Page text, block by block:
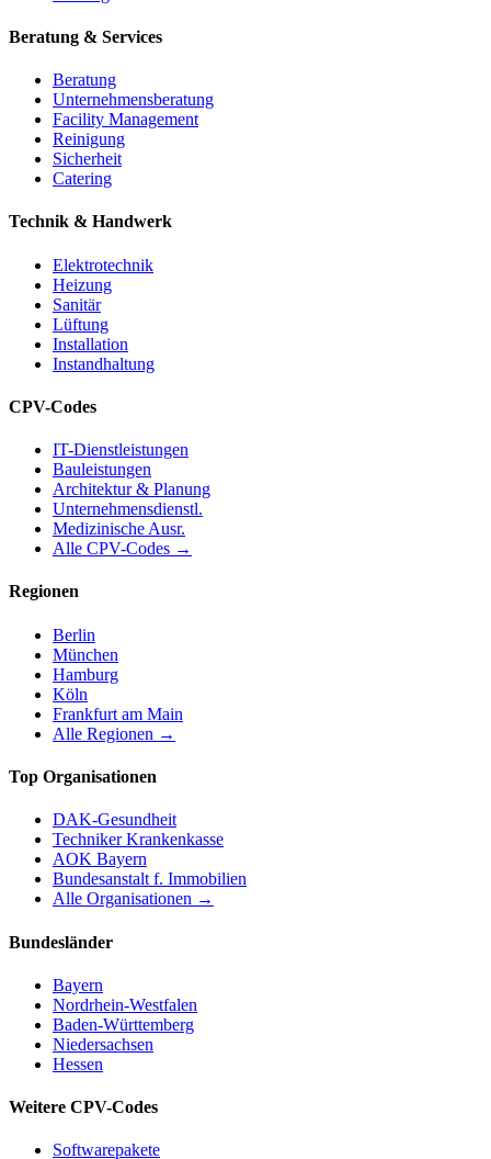
Beratung & Services
Beratung
Unternehmensberatung
Facility Management
Reinigung
Sicherheit
Catering
Technik & Handwerk
Elektrotechnik
Heizung
Sanitär
Lüftung
Installation
Instandhaltung
CPV-Codes
IT-Dienstleistungen
Bauleistungen
Architektur & Planung
Unternehmensdienstl.
Medizinische Ausr.
Alle CPV-Codes →
Regionen
Berlin
München
Hamburg
Köln
Frankfurt am Main
Alle Regionen →
Top Organisationen
DAK-Gesundheit
Techniker Krankenkasse
AOK Bayern
Bundesanstalt f. Immobilien
Alle Organisationen →
Bundesländer
Bayern
Nordrhein-Westfalen
Baden-Württemberg
Niedersachsen
Hessen
Weitere CPV-Codes
Softwarepakete